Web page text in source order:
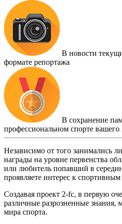
В новости
формате репортажа
В сохранение
профессиональном спорте вашего
Независимо от того занимались
награды на уровне первенства
или любитель попавший в
проявляете интерес к
Создавая проект 2-fc, в первую
различные разрозненные
мира спорта.